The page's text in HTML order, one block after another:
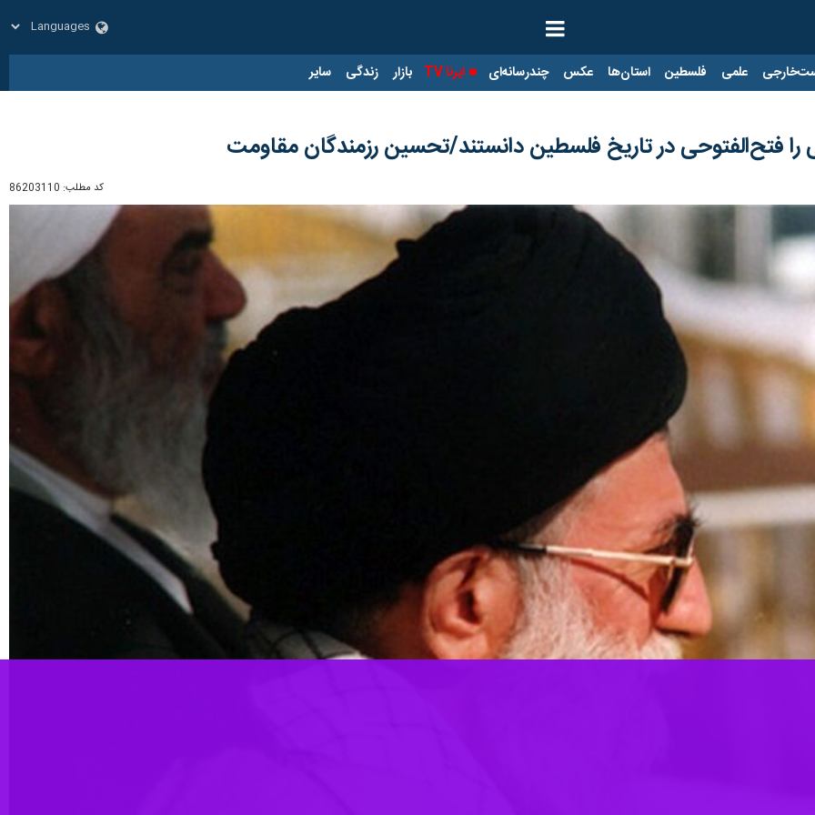
علمی فلسطین استان‌ها عکس چندرسانه‌ای ایرنا TV بازار زندگی سایر
را فتح‌الفتوحی در تاریخ فلسطین دانستند/تحسین رزمندگان مقاومت
کد مطلب: 86203110